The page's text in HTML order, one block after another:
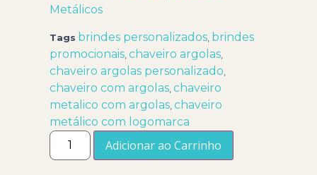
Metálicos
Tags brindes personalizados brindes
promocionais ,chaveiro argolas
chaveiro argolas personalizado
chaveiro com argolas ,chaveiro
metalico com argolas ,chaveiro
metálico com logomarca
Adicionar ao Carrinho